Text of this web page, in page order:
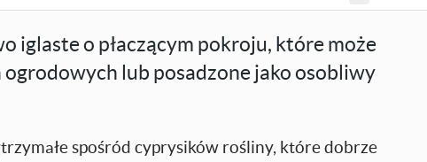
iglaste o płaczącym pokroju, które może
lub posadzone jako osobliwy
spośród cyprysików rośliny, które dobrze